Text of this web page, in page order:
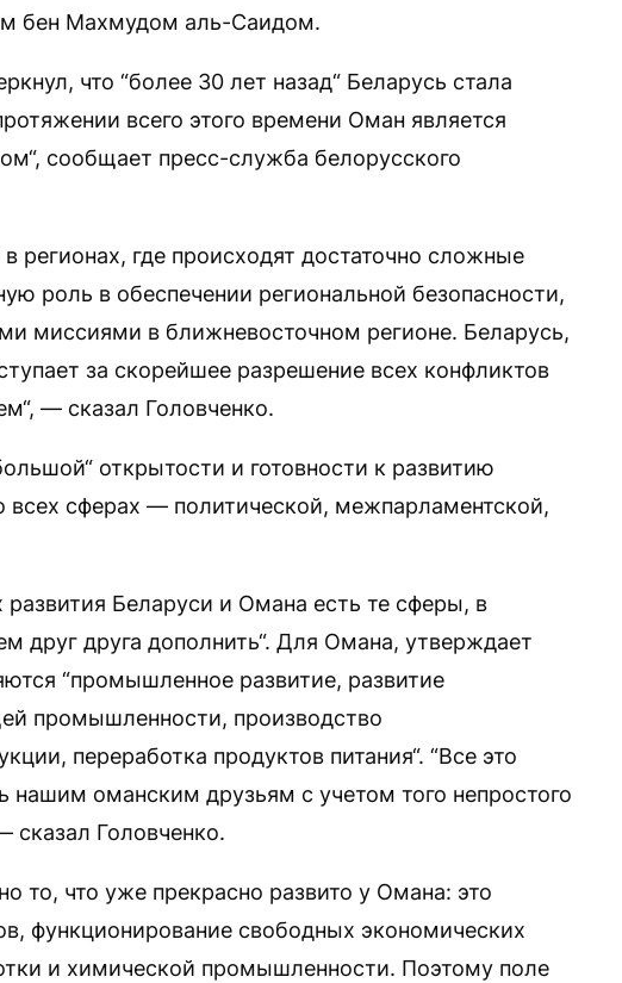
бен Махмудом аль-Саидом.
что “более 30 лет назад“ Беларусь стала
всего этого времени Оман является
сообщает пресс-служба белорусского
регионах, где происходят достаточно сложные
роль в обеспечении региональной безопасности,
миссиями в ближневосточном регионе. Беларусь,
за скорейшее разрешение всех конфликтов
— сказал Головченко.
открытости и готовности к развитию
всех сферах — политической, межпарламентской,
развития Беларуси и Омана есть те сферы, в
друг друга дополнить“. Для Омана, утверждает
“промышленное развитие, развитие
промышленности, производство
переработка продуктов питания“. “Все это
оманским друзьям с учетом того непростого
Головченко.
то, что уже прекрасно развито у Омана: это
функционирование свободных экономических
и химической промышленности. Поэтому поле